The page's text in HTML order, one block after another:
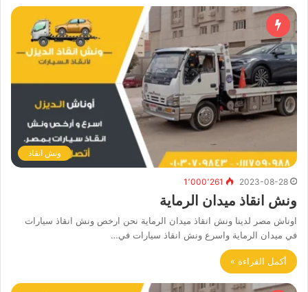
ونش انقاذ
2023-08-28 1٬000٬261
ونش انقاذ ميدان الرماية
اوناش مصر لدينا ونش انقاذ ميدان الرماية نحن ارخص ونش انقاذ سيارات
في ميدان الرماية واسرع ونش انقاذ سيارات في…
أكمل القراءة »